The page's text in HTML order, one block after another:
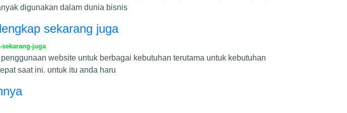
digunakan dalam dunia bisnis
sekarang juga
juga
website untuk berbagai kebutuhan terutama untuk kebutuhan
saat ini. untuk itu anda haru